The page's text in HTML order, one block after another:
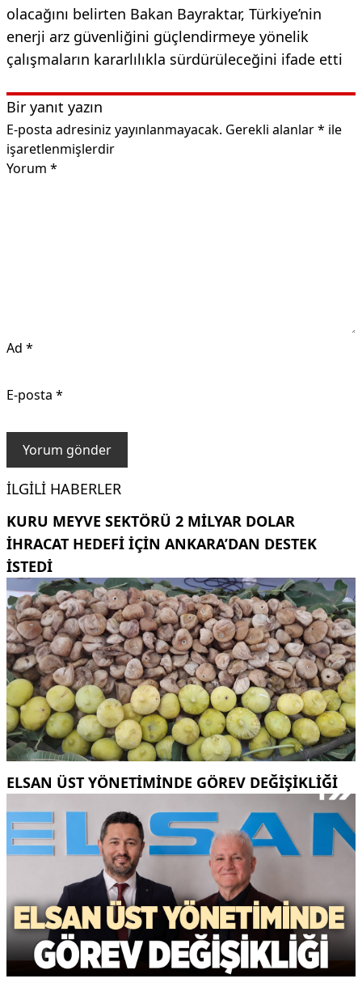
olacağını belirten Bakan Bayraktar, Türkiye’nin
enerji arz güvenliğini güçlendirmeye yönelik
çalışmaların kararlılıkla sürdürüleceğini ifade etti
Bir yanıt yazın
E-posta adresiniz yayınlanmayacak. Gerekli alanlar* ile
işaretlenmişlerdir
Yorum *
Ad *
E-posta *
İLGILI HABERLER
KURU MEYVE SEKTÖRÜ 2 MILYAR DOLAR
IHRACAT HEDEFI IÇIN ANKARA’DAN DESTEK
ISTEDI
ELSAN ÜST YÖNETIMINDE GÖREV DEĞIŞIKLIĞI